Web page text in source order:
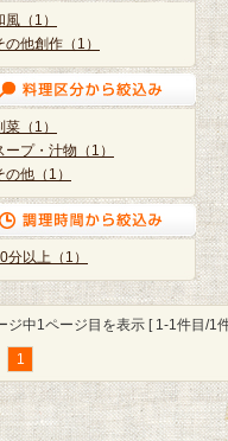
風（1）
の他創作（1）
菜（1）
ープ・汁物（1）
の他（1）
分以上（1）
ジ中1ページ目を表示 [ 1-1件目/1
1